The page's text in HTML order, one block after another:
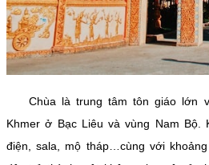
Chùa là trung tâm tôn giáo lớn
Khmer ở Bạc Liêu và vùng Nam Bộ.
điện, sala, mộ tháp…cùng với